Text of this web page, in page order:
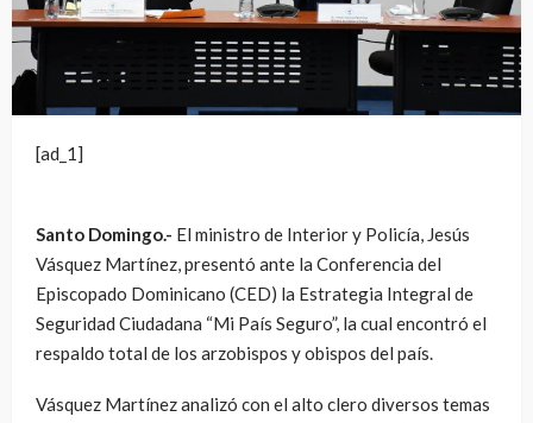
[ad_1]
Santo Domingo.- El ministro de Interior y Policía, Jesús
Vásquez Martínez, presentó ante la Conferencia del
Episcopado Dominicano (CED) la Estrategia Integral de
Seguridad Ciudadana “Mi País Seguro”, la cual encontró el
respaldo total de los arzobispos y obispos del país.
Vásquez Martínez analizó con el alto clero diversos temas